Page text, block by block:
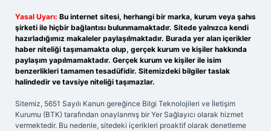
Yasal Uyarı: Bu internet sitesi, herhangi bir marka, kurum veya şahıs
şirketi ile hiçbir bağlantısı bulunmamaktadır. Sitede yalnızca kendi
hazırladığımız makaleler paylaşılmaktadır. Burada yer alan içerikler
haber niteliği taşımamakta olup, gerçek kurum ve kişiler hakkında
paylaşım yapılmamaktadır. Gerçek kurum ve kişiler ile isim
benzerlikleri tamamen tesadüfidir. Sitemizdeki bilgiler taslak
halindedir ve tavsiye niteliği taşımazlar.
Sitemiz, 5651 Sayılı Kanun gereğince Bilgi Teknolojileri ve İletişim
Kurumu (BTK) tarafından onaylanmış bir Yer Sağlayıcı olarak hizmet
vermektedir. Bu nedenle, sitedeki içerikleri proaktif olarak denetleme